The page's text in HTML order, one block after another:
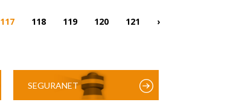
117 118 119 120 121 ›
SEGURANET